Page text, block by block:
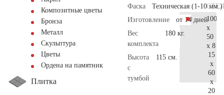
Композитные цветы
Бронза
Металл
Скульптура
Цветы
Ордена на памятник
Плитка
Фаска
Техническая (1-10 мм.)
Изготовление
от 14 дней
Вес
комплекта
180 кг.
Высота
с
тумбой
115 см.
100
x
50
x 8
15
x
60
x
20